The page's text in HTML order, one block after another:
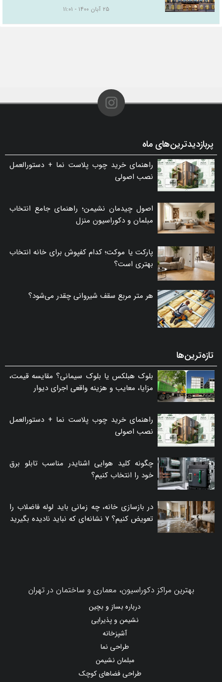
۲۵ آبان ۱۴۰۰ - ۱۱:۰۱
پربازدیدترین‌های ماه
راهنمای خرید چوب پلاست نما + دستورالعمل
نصب اصولی
اصول چیدمان نشیمن؛ راهنمای جامع انتخاب
مبلمان و دکوراسیون منزل
پارکت یا موکت؛ کدام کفپوش برای خانه انتخاب
بهتری است؟
هر متر مربع سقف شیروانی چقدر می‌شود؟
تازه‌ترین‌ها
بلوک هبلکس یا بلوک سیمانی؟ مقایسه قیمت،
مزایا، معایب و هزینه واقعی اجرای دیوار
راهنمای خرید چوب پلاست نما + دستورالعمل
نصب اصولی
چگونه کلید هوایی اشنایدر مناسب تابلو برق
خود را انتخاب کنیم؟
در بازسازی خانه، چه زمانی باید لوله فاضلاب را
تعویض کنیم؟ ۷ نشانه‌ای که نباید نادیده بگیرید
بهترین مراکز دکوراسیون، معماری و ساختمان در تهران
درباره بساز و بچین
نشیمن و پذیرایی
آشپزخانه
طراحی نما
مبلمان نشیمن
طراحی فضاهای کوچک